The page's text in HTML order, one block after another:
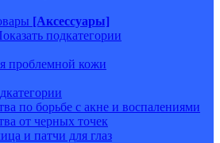
[Аксессуары]
подкатегории
проблемной кожи
по борьбе с акне и воспалениями
от черных точек
и патчи для глаз